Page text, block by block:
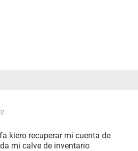
kiero recuperar mi cuenta de
mi calve de inventario